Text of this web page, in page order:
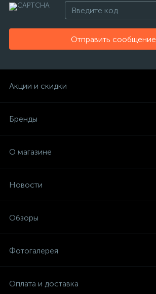
Отправить сообщение
Акции и скидки
Бренды
О магазине
Новости
Обзоры
Фотогалерея
Оплата и доставка